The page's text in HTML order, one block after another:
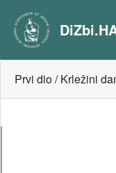
Prvi dio / Krležini